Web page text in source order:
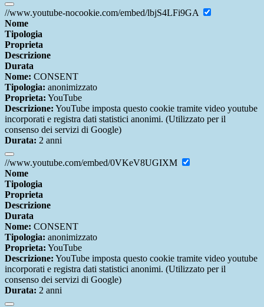
//www.youtube-nocookie.com/embed/lbjS4LFi9GA
Nome
Tipologia
Proprieta
Descrizione
Durata
Nome: CONSENT
Tipologia: anonimizzato
Proprieta: YouTube
Descrizione: YouTube imposta questo cookie tramite video youtube
incorporati e registra dati statistici anonimi. (Utilizzato per il
consenso dei servizi di Google)
Durata: 2 anni
//www.youtube.com/embed/0VKeV8UGIXM
Nome
Tipologia
Proprieta
Descrizione
Durata
Nome: CONSENT
Tipologia: anonimizzato
Proprieta: YouTube
Descrizione: YouTube imposta questo cookie tramite video youtube
incorporati e registra dati statistici anonimi. (Utilizzato per il
consenso dei servizi di Google)
Durata: 2 anni